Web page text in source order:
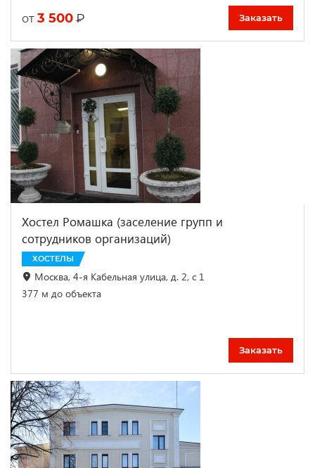
от 3 500 ₽ Заказать
Хостел Ромашка (заселение групп и
сотрудников организаций)
ХОСТЕЛЫ
Москва, 4-я Кабельная улица, д. 2, с 1
377 м до объекта
Заказать